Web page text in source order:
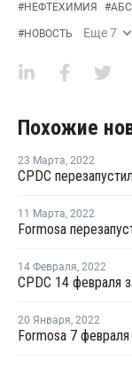
#НЕФТЕХИМИЯ #АБС
#НОВОСТЬ Еще7
Похожие
23 Марта, 2022
CPDC
11 Марта, 2022
14 Февраля, 2022
CPDC 14 февраля
20 Января, 2022